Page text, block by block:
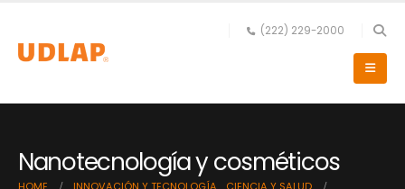
(222) 229-2000
Nanotecnología y cosméticos